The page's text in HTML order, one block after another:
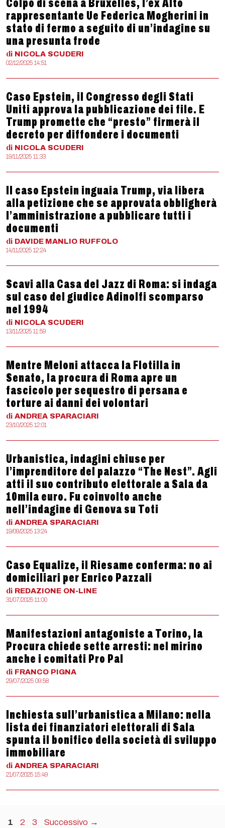
Colpo di scena a Bruxelles, l’ex Alto
rappresentante Ue Federica Mogherini in
stato di fermo a seguito di un’indagine su
una presunta frode
di NICOLA SCUDERI
02/12/2025 14:51
Caso Epstein, il Congresso degli Stati
Uniti approva la pubblicazione dei file. E
Trump promette che “presto” firmerà il
decreto per diffondere i documenti
di NICOLA SCUDERI
19/11/2025 11:33
Il caso Epstein inguaia Trump, via libera
alla petizione che se approvata obbligherà
l’amministrazione a pubblicare tutti i
documenti
di DAVIDE MANLIO RUFFOLO
14/11/2025 12:24
Scavi alla Casa del Jazz di Roma: si indaga
sul caso del giudice Adinolfi scomparso
nel 1994
di NICOLA SCUDERI
13/11/2025 11:59
Mentre Meloni attacca la Flotilla in
Senato, la procura di Roma apre un
fascicolo per sequestro di persana e
torture ai danni dei volontari
di ANDREA SPARACIARI
23/10/2025 12:01
Urbanistica, indagini chiuse per
l’imprenditore del palazzo “The Nest”. Agli
atti il suo contributo elettorale a Sala da
10mila euro. Fu coinvolto anche
nell’indagine di Genova su Toti
di ANDREA SPARACIARI
19/09/2025 13:24
Caso Equalize, il Riesame conferma: no ai
domiciliari per Enrico Pazzali
di REDAZIONE ON-LINE
31/07/2025 11:00
Manifestazioni antagoniste a Torino, la
Procura chiede sette arresti: nel mirino
anche i comitati Pro Pal
di FRANCO PIGNA
29/07/2025 09:58
Inchiesta sull’urbanistica a Milano: nella
lista dei finanziatori elettorali di Sala
spunta il bonifico della società di sviluppo
immobiliare
di ANDREA SPARACIARI
21/07/2025 15:49
Pagina
1 Pagina
2 Pagina
3 Successivo →